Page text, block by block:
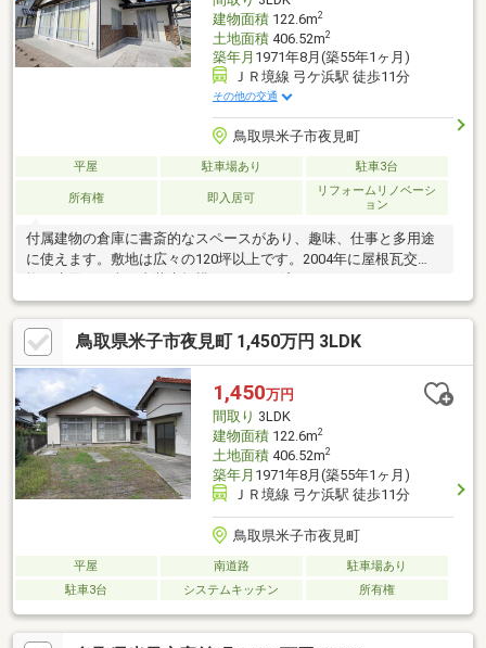
建物面積122.6m2
土地面積406.52m2
築年月 1971年8月(築55年1ヶ月)
ＪＲ境線 弓ケ浜駅 徒歩11分
その他の交通
鳥取県米子市夜見町
平屋 駐車場あり 駐車3台
所有権 即入居可
リフォームリノベーシ
ョン
付属建物の倉庫に書斎的なスペースがあり、趣味、仕事と多用途
に使えます。敷地は広々の120坪以上です。2004年に屋根瓦交
鳥取県米子市夜見町 1,450万円 3LDK
1,450万円
間取り 3LDK
建物面積122.6m2
土地面積406.52m2
築年月 1971年8月(築55年1ヶ月)
ＪＲ境線 弓ケ浜駅 徒歩11分
鳥取県米子市夜見町
平屋 南道路
駐車場あり
駐車3台
システムキッチン 所有権